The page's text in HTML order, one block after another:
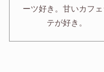
ーツ好き。甘いカフェ
テが好き。